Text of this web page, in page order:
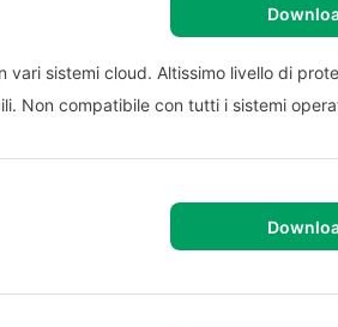
vari sistemi cloud. Altissimo livello di
Non compatibile con tutti i sistemi